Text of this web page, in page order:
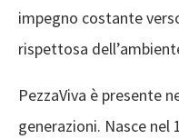
impegno costante
rispettosa
PezzaViva è presente
generazioni. Nasce nel